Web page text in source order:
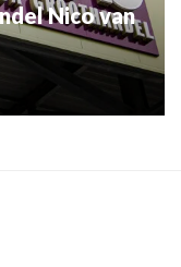
Nico van